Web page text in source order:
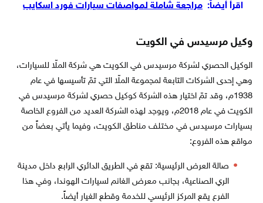
اقرأ أيضاً: مراجعة شاملة لمواصفات سيارات فورد اسكايب
وكيل مرسيدس في الكويت
الوكيل الحصري لشركة مرسيدس في الكويت هي شركة الملّا للسيارات،
وهي إحدى الشركات التابعة لمجموعة الملّا التي تمّ تأسيسها في عام
1938م، وقد تمّ اختيار هذه الشركة كوكيل حصري لشركة مرسيدس في
الكويت في عام 2018م، ويوجد لهذه الشركة العديد من الفروع الخاصة
بسيارات مرسيدس في مختلف مناطق الكويت، وفيما يأتي بعضاً من
مواقع هذه الفروع:
صالة العرض الرئيسية: تقع في الطريق الدائري الرابع داخل مدينة
الري الصناعية، بجانب معرض الغانم لسيارات الهوندا، وفي هذا
الفرع يقع المركز الرئيسي للخدمة وقطع الغيار أيضاً.